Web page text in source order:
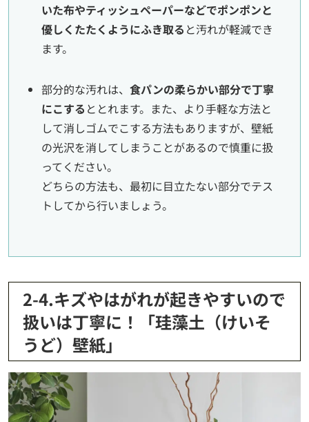
いた布やティッシュペーパーなどでポンポンと
優しくたたくようにふき取る と汚れが軽減でき
ます。
部分的な汚れは、食パンの柔らかい部分で丁寧
にこする ととれます。また、より手軽な方法と
して消しゴムでこする方法もありますが、壁紙
の光沢を消してしまうことがあるので慎重に扱
ってください。
どちらの方法も、最初に目立たない部分でテス
トしてから行いましょう。
2-4.キズやはがれが起きやすいので
扱いは丁寧に！「珪藻土（けいそ
うど）壁紙」